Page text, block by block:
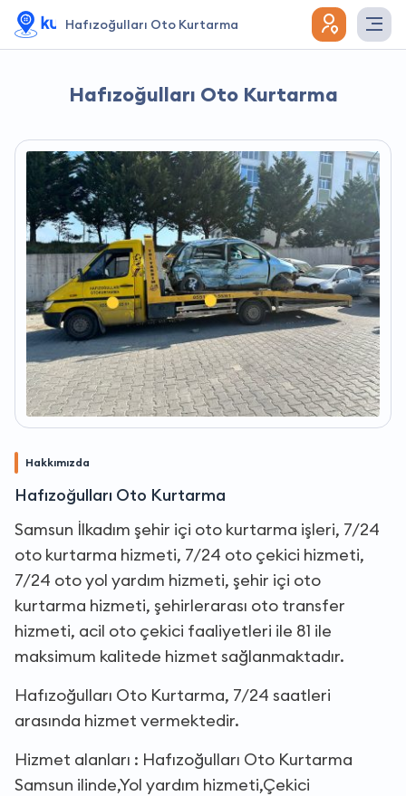
Hafızoğulları Oto Kurtarma
Hafızoğulları Oto Kurtarma
Hakkımızda
Hafızoğulları Oto Kurtarma
Samsun İlkadım şehir içi oto kurtarma işleri, 7/24
oto kurtarma hizmeti, 7/24 oto çekici hizmeti,
7/24 oto yol yardım hizmeti, şehir içi oto
kurtarma hizmeti, şehirlerarası oto transfer
hizmeti, acil oto çekici faaliyetleri ile 81 ile
maksimum kalitede hizmet sağlanmaktadır.
Hafızoğulları Oto Kurtarma, 7/24 saatleri
arasında hizmet vermektedir.
Hizmet alanları : Hafızoğulları Oto Kurtarma
Samsun ilinde,Yol yardım hizmeti,Çekici